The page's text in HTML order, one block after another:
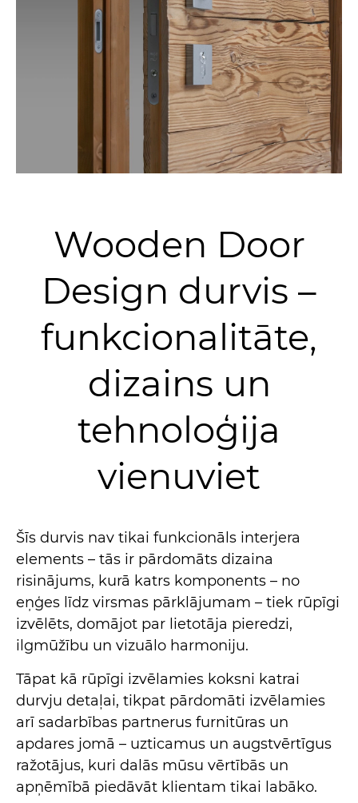
Wooden Door
Design durvis –
funkcionalitāte,
dizains un
tehnoloģija
vienuviet
Šīs durvis nav tikai funkcionāls interjera
elements – tās ir pārdomāts dizaina
risinājums, kurā katrs komponents – no
eņģes līdz virsmas pārklājumam – tiek rūpīgi
izvēlēts, domājot par lietotāja pieredzi,
ilgmūžību un vizuālo harmoniju.
Tāpat kā rūpīgi izvēlamies koksni katrai
durvju detaļai, tikpat pārdomāti izvēlamies
arī sadarbības partnerus furnitūras un
apdares jomā – uzticamus un augstvērtīgus
ražotājus, kuri dalās mūsu vērtībās un
apņēmībā piedāvāt klientam tikai labāko.